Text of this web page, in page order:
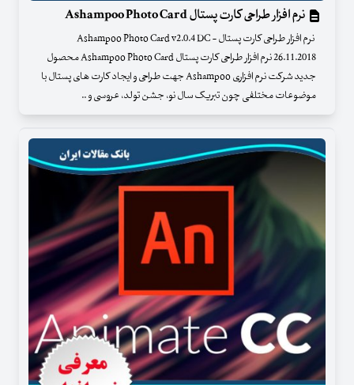
نرم افزار طراحی کارت پستال Ashampoo Photo Card
نرم افزار طراحی کارت پستال - Ashampoo Photo Card v2.0.4 DC
26.11.2018 نرم افزار طراحی کارت پستال Ashampoo Photo Card محصول
جدید شرکت نرم افزاری Ashampoo جهت طراحی و ایجاد کارت های پستال با
موضوعات مختلفی چون تبریک سال نو، جشن تولد، عروسی و ..